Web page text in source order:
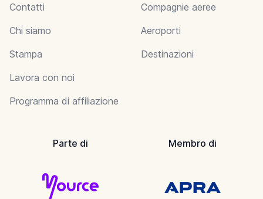
Contatti
Chi siamo
Stampa
Lavora con noi
Programma di affiliazione
Compagnie aeree
Aeroporti
Destinazioni
Parte di Membro di